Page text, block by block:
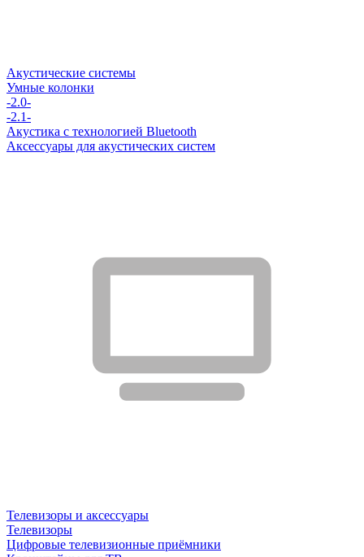
Акустические системы
Умные колонки
-2.0-
-2.1-
Акустика с технологией Bluetooth
Аксессуары для акустических систем
Телевизоры и аксессуары
Телевизоры
Цифровые телевизионные приёмники